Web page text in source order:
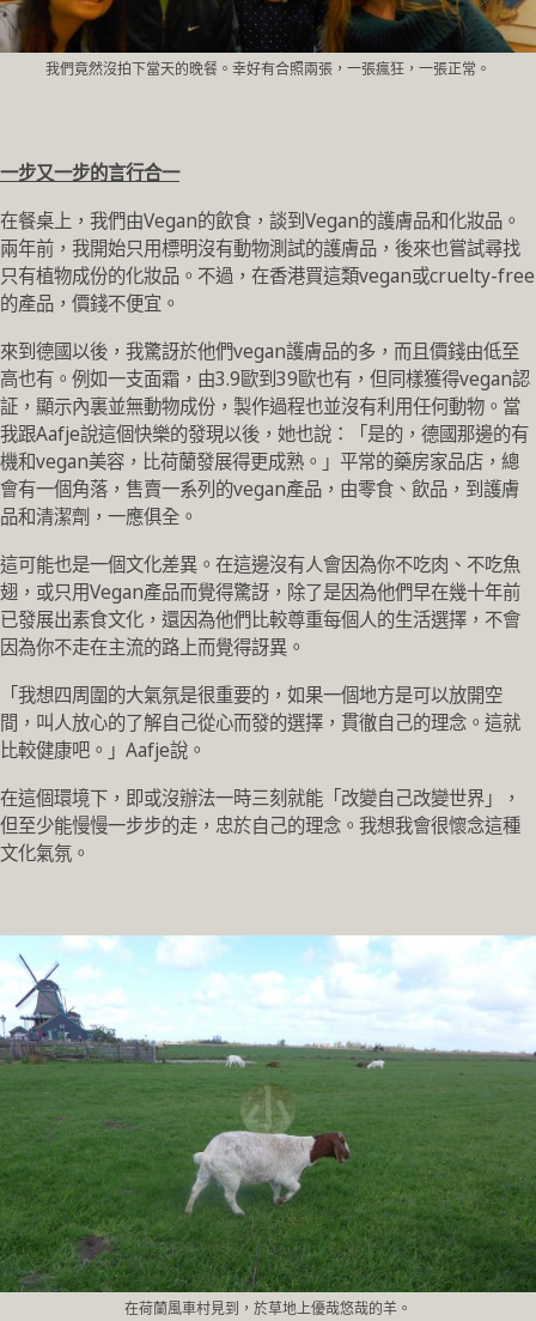
我們竟然沒拍下當天的晚餐。幸好有合照兩張，一張瘋狂，一張正常。
一步又一步的言行合一
在餐桌上，我們由Vegan的飲食，談到Vegan的護膚品和化妝品。
兩年前，我開始只用標明沒有動物測試的護膚品，後來也嘗試尋找
只有植物成份的化妝品。不過，在香港買這類vegan或cruelty-free
的產品，價錢不便宜。
來到德國以後，我驚訝於他們vegan護膚品的多，而且價錢由低至
高也有。例如一支面霜，由3.9歐到39歐也有，但同樣獲得vegan認
証，顯示內裏並無動物成份，製作過程也並沒有利用任何動物。當
我跟Aafje說這個快樂的發現以後，她也說：「是的，德國那邊的有
機和vegan美容，比荷蘭發展得更成熟。」平常的藥房家品店，總
會有一個角落，售賣一系列的vegan產品，由零食、飲品，到護膚
品和清潔劑，一應俱全。
這可能也是一個文化差異。在這邊沒有人會因為你不吃肉、不吃魚
翅，或只用Vegan產品而覺得驚訝，除了是因為他們早在幾十年前
已發展出素食文化，還因為他們比較尊重每個人的生活選擇，不會
因為你不走在主流的路上而覺得訝異。
「我想四周圍的大氣氛是很重要的，如果一個地方是可以放開空
間，叫人放心的了解自己從心而發的選擇，貫徹自己的理念。這就
比較健康吧。」Aafje說。
在這個環境下，即或沒辦法一時三刻就能「改變自己改變世界」，
但至少能慢慢一步步的走，忠於自己的理念。我想我會很懷念這種
文化氣氛。
在荷蘭風車村見到，於草地上優哉悠哉的羊。